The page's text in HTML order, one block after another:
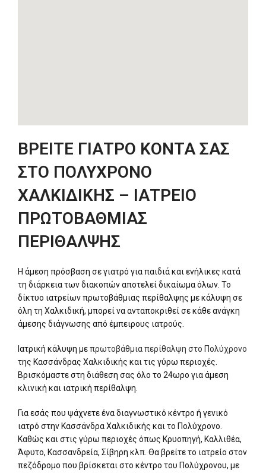
ΒΡΕΙΤΕ ΓΙΑΤΡΟ ΚΟΝΤΑ ΣΑΣ
ΣΤΟ ΠΟΛΥΧΡΟΝΟ
ΧΑΛΚΙΔΙΚΗΣ – ΙΑΤΡΕΙΟ
ΠΡΩΤΟΒΑΘΜΙΑΣ
ΠΕΡΙΘΑΛΨΗΣ
Η άμεση πρόσβαση σε γιατρό για παιδιά και ενήλικες κατά
τη διάρκεια των διακοπών αποτελεί δικαίωμα όλων. Το
δίκτυο ιατρείων πρωτοβάθμιας περίθαλψης με κάλυψη σε
όλη τη Χαλκιδική, μπορεί να ανταποκριθεί σε κάθε ανάγκη
άμεσης διάγνωσης από έμπειρους ιατρούς.
Ιατρική κάλυψη μεπρωτοβάθμια περίθαλψη στο Πολύχρονο
της Κασσάνδρας Χαλκιδικής και τις γύρω περιοχές.
Βρισκόμαστε στη διάθεση σας όλο το 24ωρο για άμεση
κλινική και ιατρική περίθαλψη.
Για εσάς που ψάχνετε ένα διαγνωστικό κέντρο ή γενικό
ιατρό στην Κασσάνδρα Χαλκιδικής και το Πολύχρονο.
Καθώς και στις γύρω περιοχές όπως Κρυοπηγή, Καλλιθέα,
Άφυτο, Κασσανδρεία, Σίβηρη κλπ. Θα βρείτε το ιατρείο στον
πεζόδρομο που βρίσκεται στο κέντρο του Πολύχρονου, με